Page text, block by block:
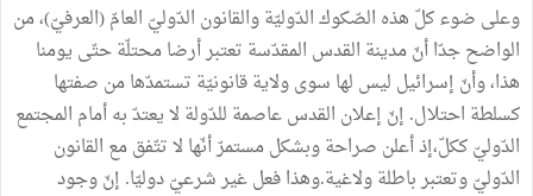
وعلى ضوء كلّ هذه الصّكوك الدّوليّة والقانون الدّوليّ العامّ (العرفيّ)، من
الواضح جدّا أنّ مدينة القدس المقدّسة تعتبر أرضا محتلّة حتّى يومنا
هذا، وأنّ إسرائيل ليس لها سوى ولاية قانونيّة تستمدّها من صفتها
كسلطة احتلال. إنّ إعلان القدس عاصمة للدّولة لا يعتدّ به أمام المجتمع
الدّوليّ ككلّ،إذ أعلن صراحة وبشكل مستمرّ أنّها لا تتّفق مع القانون
الدّوليّ وتعتبر باطلة ولاغية.وهذا فعل غير شرعيّ دوليّا. إنّ وجود